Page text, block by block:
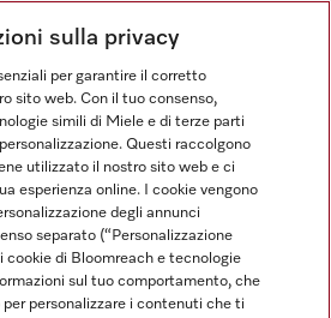
50 MESI CON OPZIONE 10 E TASSO
sulla privacy
per garantire il corretto
sito web. Con il tuo consenso,
simili di Miele e di terze parti
Questi raccolgono
utilizzato il nostro sito web e ci
esperienza online. I cookie vengono
degli annunci
separato (“Personalizzazione
cookie di Bloomreach e tecnologie
sul tuo comportamento, che
personalizzare i contenuti che ti